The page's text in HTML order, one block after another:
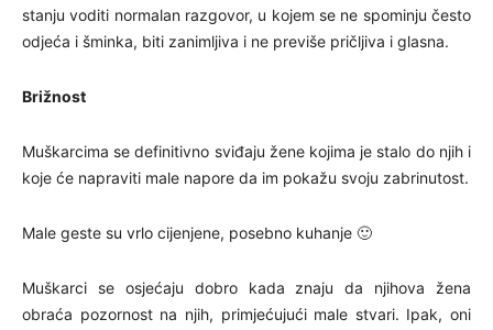
stanju voditi normalan razgovor, u kojem se ne spominju često
odjeća i šminka, biti zanimljiva i ne previše pričljiva i glasna.
Brižnost
Muškarcima se definitivno sviđaju žene kojima je stalo do njih i
koje će napraviti male napore da im pokažu svoju zabrinutost.
Male geste su vrlo cijenjene, posebno kuhanje 🙂
Muškarci se osjećaju dobro kada znaju da njihova žena
obraća pozornost na njih, primjećujući male stvari. Ipak, oni